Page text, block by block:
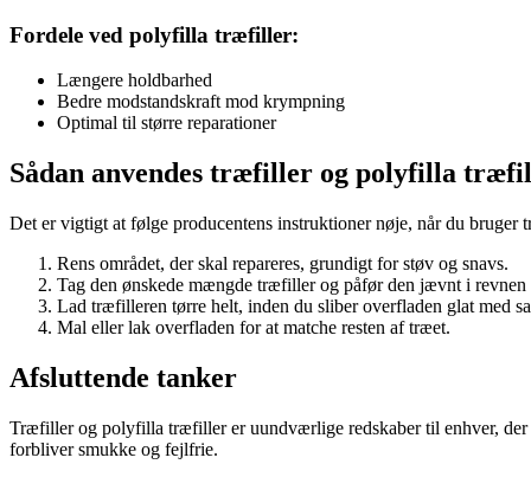
Fordele ved polyfilla træfiller:
Længere holdbarhed
Bedre modstandskraft mod krympning
Optimal til større reparationer
Sådan anvendes træfiller og polyfilla
Det er vigtigt at følge producentens instruktioner nøje, når du
Rens området, der skal repareres, grundigt for støv og snavs.
Tag den ønskede mængde træfiller og påfør den jævnt i revnen
Lad træfilleren tørre helt, inden du sliber overfladen glat med
Mal eller lak overfladen for at matche resten af træet.
Afsluttende tanker
Træfiller og polyfilla træfiller er uundværlige redskaber til enhver, der
forbliver smukke og fejlfrie.